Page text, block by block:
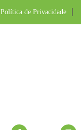
Política de Privacidade